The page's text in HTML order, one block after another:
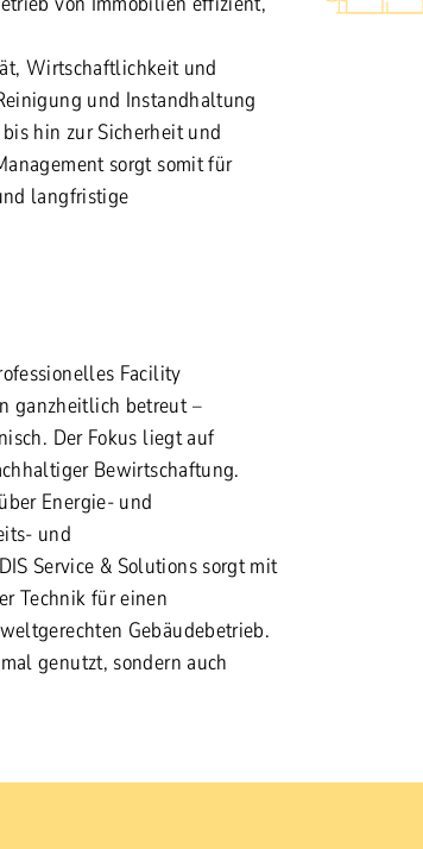
Wirtschaftlichkeit und
und Instandhaltung
hin zur Sicherheit und
sorgt somit für
langfristige
Facility
ganzheitlich betreut –
Der Fokus liegt auf
Bewirtschaftung.
Energie- und
und
Service & Solutions sorgt mit
Technik für einen
Gebäudebetrieb.
genutzt, sondern auch